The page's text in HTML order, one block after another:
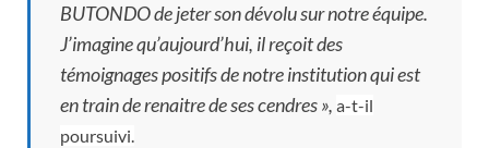
BUTONDO de jeter son dévolu sur notre équipe.
J’imagine qu’aujourd’hui, il reçoit des
témoignages positifs de notre institution qui est
en train de renaitre de ses cendres », a-t-il
poursuivi.